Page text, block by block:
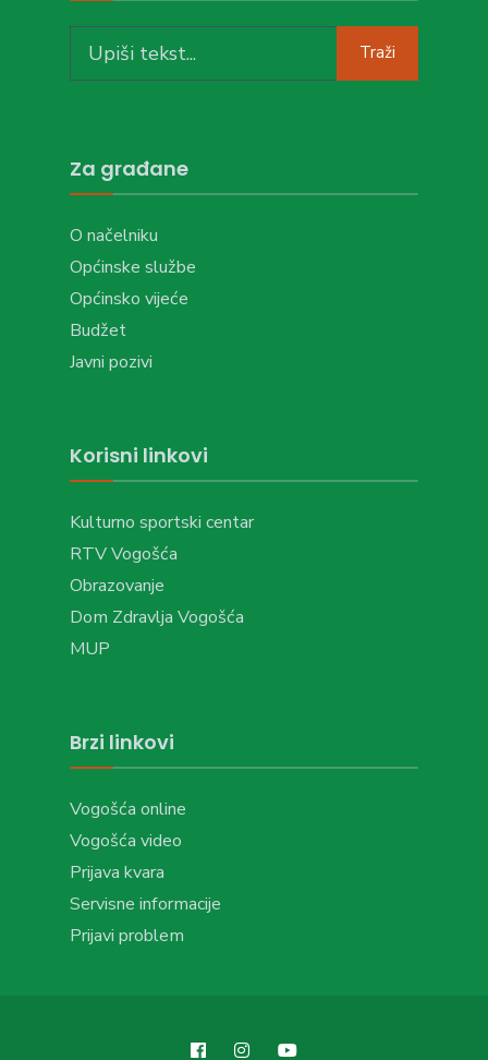
for:
Traži
Za građane
O načelniku
Općinske službe
Općinsko vijeće
Budžet
Javni pozivi
Korisni linkovi
Kulturno sportski centar
RTV Vogošća
Obrazovanje
Dom Zdravlja Vogošća
MUP
Brzi linkovi
Vogošća online
Vogošća video
Prijava kvara
Servisne informacije
Prijavi problem